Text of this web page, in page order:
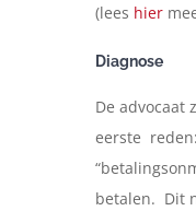
(lees hier
Diagnose
De advocaat
eerste
betalen. Dit